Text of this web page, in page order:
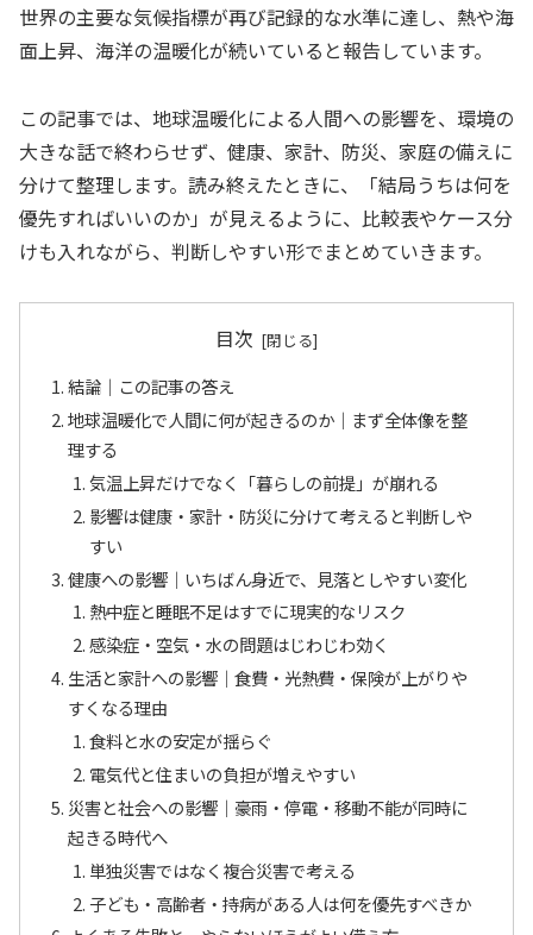
世界の主要な気候指標が再び記録的な水準に達し、熱や海
面上昇、海洋の温暖化が続いていると報告しています。
この記事では、地球温暖化による人間への影響を、環境の
大きな話で終わらせず、健康、家計、防災、家庭の備えに
分けて整理します。読み終えたときに、「結局うちは何を
優先すればいいのか」が見えるように、比較表やケース分
けも入れながら、判断しやすい形でまとめていきます。
目次
結論｜この記事の答え
地球温暖化で人間に何が起きるのか｜まず全体像を整
理する
気温上昇だけでなく「暮らしの前提」が崩れる
影響は健康・家計・防災に分けて考えると判断しや
すい
健康への影響｜いちばん身近で、見落としやすい変化
熱中症と睡眠不足はすでに現実的なリスク
感染症・空気・水の問題はじわじわ効く
生活と家計への影響｜食費・光熱費・保険が上がりや
すくなる理由
食料と水の安定が揺らぐ
電気代と住まいの負担が増えやすい
災害と社会への影響｜豪雨・停電・移動不能が同時に
起きる時代へ
単独災害ではなく複合災害で考える
子ども・高齢者・持病がある人は何を優先すべきか